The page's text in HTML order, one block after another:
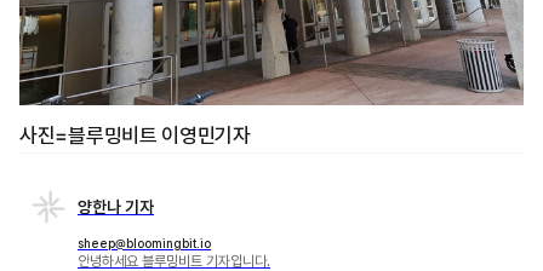
사진=블루밍비트 이영민기자
양한나 기자
sheep@bloomingbit.io
안녕하세요 블루밍비트 기자입니다.